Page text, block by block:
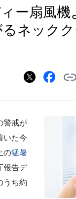
ー扇風機
ネック
警戒が
いた今
の猛暑
報告デ
うち約